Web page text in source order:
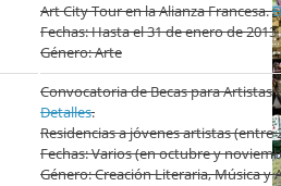
Art City Tour en la Alianza Francesa.
Fechas: Hasta el 31 de enero de 2013
Género: Arte
Convocatoria de Becas para Artistas
Detalles.
Residencias a jóvenes artistas (entre
Fechas: Varios (en octubre y
Género: Creación Literaria, Música y